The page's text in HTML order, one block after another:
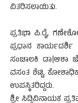
ವಿತರಿಸಲಾಯಿತು.
ಪ್ರತಿಭಾ ಪಿ.ರೈ,
ಪ್ರಧಾನ
ಸಂಚಾಲಕಿ ಡಾ|ಆಶಾ
ವಸಂತ ಶೆಟ್ಟಿ,
ಉಪಸ್ಥಿತರಿದ್ದರು.
ಶ್ರೀ ಸಿದ್ಧಿವಿನಾಯಕ